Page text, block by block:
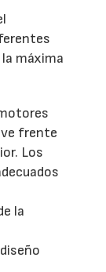
máxima
frente
Los
la